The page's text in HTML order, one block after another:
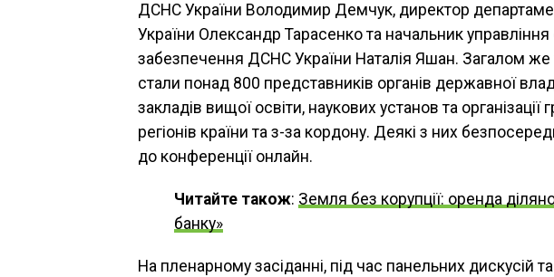
ДСНС України Володимир Демчук, директор
України Олександр Тарасенко та начальник управління
забезпечення ДСНС України Наталія Яшан. Загалом же
стали понад 800 представників органів державної
закладів вищої освіти, наукових установ та організації
регіонів країни та з-за кордону. Деякі з них
до конференції онлайн.
Читайте також: Земля без корупції: оренда
банку»
На пленарному засіданні, під час панельних дискусій та